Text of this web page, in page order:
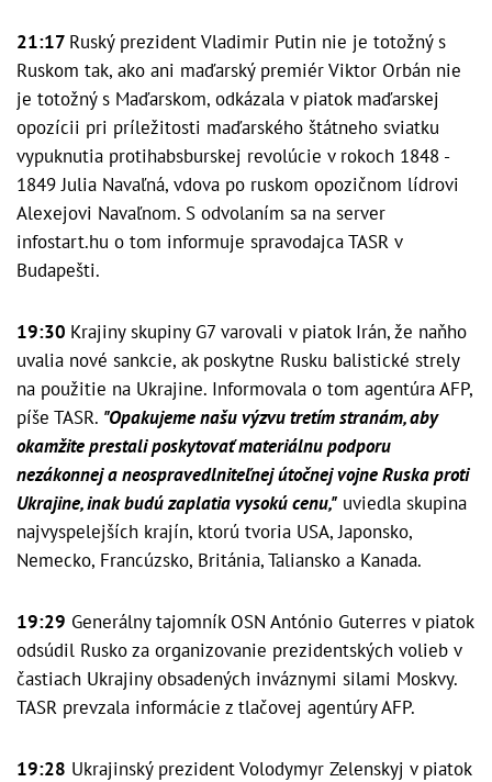
21:17 Ruský prezident Vladimir Putin nie je totožný s
Ruskom tak, ako ani maďarský premiér Viktor Orbán nie
je totožný s Maďarskom, odkázala v piatok maďarskej
opozícii pri príležitosti maďarského štátneho sviatku
vypuknutia protihabsburskej revolúcie v rokoch 1848 -
1849 Julia Navaľná, vdova po ruskom opozičnom lídrovi
Alexejovi Navaľnom. S odvolaním sa na server
infostart.hu o tom informuje spravodajca TASR v
Budapešti.
19:30 Krajiny skupiny G7 varovali v piatok Irán, že naňho
uvalia nové sankcie, ak poskytne Rusku balistické strely
na použitie na Ukrajine. Informovala o tom agentúra AFP,
píše TASR. "Opakujeme našu výzvu tretím stranám, aby
okamžite prestali poskytovať materiálnu podporu
nezákonnej a neospravedlniteľnej útočnej vojne Ruska proti
Ukrajine, inak budú zaplatia vysokú cenu," uviedla skupina
najvyspelejších krajín, ktorú tvoria USA, Japonsko,
Nemecko, Francúzsko, Británia, Taliansko a Kanada.
19:29 Generálny tajomník OSN António Guterres v piatok
odsúdil Rusko za organizovanie prezidentských volieb v
častiach Ukrajiny obsadených inváznymi silami Moskvy.
TASR prevzala informácie z tlačovej agentúry AFP.
19:28 Ukrajinský prezident Volodymyr Zelenskyj v piatok